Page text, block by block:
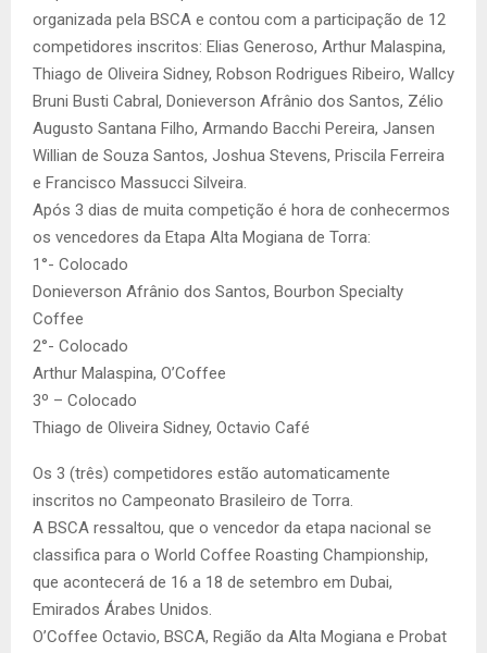
organizada pela BSCA e contou com a participação de 12
competidores inscritos: Elias Generoso, Arthur Malaspina,
Thiago de Oliveira Sidney, Robson Rodrigues Ribeiro, Wallcy
Bruni Busti Cabral, Donieverson Afrânio dos Santos, Zélio
Augusto Santana Filho, Armando Bacchi Pereira, Jansen
Willian de Souza Santos, Joshua Stevens, Priscila Ferreira
e Francisco Massucci Silveira.
Após 3 dias de muita competição é hora de conhecermos
os vencedores da Etapa Alta Mogiana de Torra:
1°- Colocado
Donieverson Afrânio dos Santos, Bourbon Specialty
Coffee
2°- Colocado
Arthur Malaspina, O’Coffee
3º – Colocado
Thiago de Oliveira Sidney, Octavio Café
Os 3 (três) competidores estão automaticamente
inscritos no Campeonato Brasileiro de Torra.
A BSCA ressaltou, que o vencedor da etapa nacional se
classifica para o World Coffee Roasting Championship,
que acontecerá de 16 a 18 de setembro em Dubai,
Emirados Árabes Unidos.
O’Coffee Octavio, BSCA, Região da Alta Mogiana e Probat